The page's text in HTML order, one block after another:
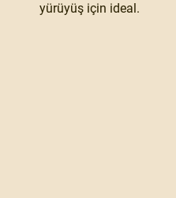
yürüyüş için ideal.